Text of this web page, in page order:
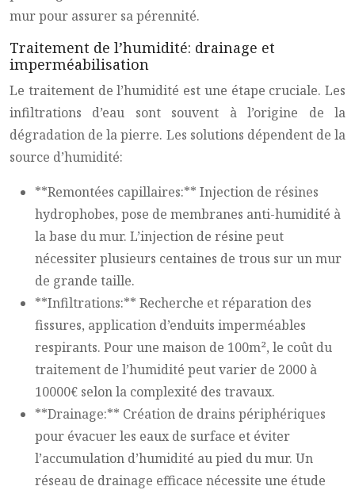
mur pour assurer sa pérennité.
Traitement de l’humidité: drainage et
imperméabilisation
Le traitement de l’humidité est une étape cruciale. Les
infiltrations d’eau sont souvent à l’origine de la
dégradation de la pierre. Les solutions dépendent de la
source d’humidité:
**Remontées capillaires:** Injection de résines
hydrophobes, pose de membranes anti-humidité à
la base du mur. L’injection de résine peut
nécessiter plusieurs centaines de trous sur un mur
de grande taille.
**Infiltrations:** Recherche et réparation des
fissures, application d’enduits imperméables
respirants. Pour une maison de 100m², le coût du
traitement de l’humidité peut varier de 2000 à
10000€ selon la complexité des travaux.
**Drainage:** Création de drains périphériques
pour évacuer les eaux de surface et éviter
l’accumulation d’humidité au pied du mur. Un
réseau de drainage efficace nécessite une étude